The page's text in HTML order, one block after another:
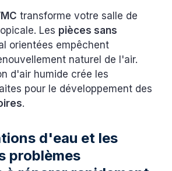
transforme votre salle de
Les pièces sans
orientées empêchent
naturel de l'air.
d'air humide crée les
pour le développement des
.
d'eau et les
problèmes